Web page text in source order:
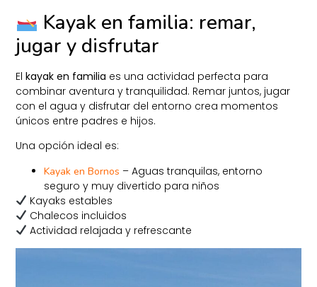
Kayak en familia: remar,
jugar y disfrutar
Elkayak en familia es una actividad perfecta para
combinar aventura y tranquilidad. Remar juntos, jugar
con el agua y disfrutar del entorno crea momentos
únicos entre padres e hijos.
Una opción ideal es:
Kayak en Bornos – Aguas tranquilas, entorno
seguro y muy divertido para niños
Kayaks estables
Chalecos incluidos
Actividad relajada y refrescante